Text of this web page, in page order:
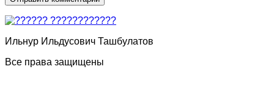
Ильнур Ильдусович Ташбулатов
Все права защищены